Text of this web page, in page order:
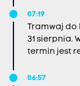
07:19
Tramwaj do
31 sierpnia.
termin jest
06:57